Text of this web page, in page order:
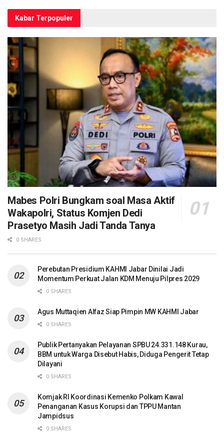
Kabar Terpopuler
Mabes Polri Bungkam soal Masa Aktif
Wakapolri, Status Komjen Dedi
Prasetyo Masih Jadi Tanda Tanya
0 SHARES
Perebutan Presidium KAHMI Jabar Dinilai Jadi
Momentum Perkuat Jalan KDM Menuju Pilpres 2029
0 SHARES
Agus Muttaqien Alfaz Siap Pimpin MW KAHMI Jabar
0 SHARES
Publik Pertanyakan Pelayanan SPBU 24.331.148 Kurau,
BBM untuk Warga Disebut Habis, Diduga Pengerit Tetap
Dilayani
0 SHARES
Komjak RI Koordinasi Kemenko Polkam Kawal
Penanganan Kasus Korupsi dan TPPU Mantan
Jampidsus
0 SHARES